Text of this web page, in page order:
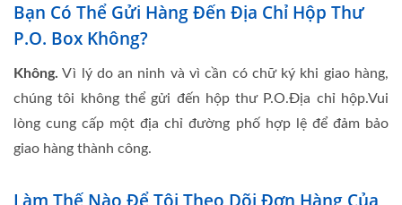
Bạn Có Thể Gửi Hàng Đến Địa Chỉ Hộp Thư
P.O. Box Không?
Không. Vì lý do an ninh và vì cần có chữ ký khi giao hàng,
chúng tôi không thể gửi đến hộp thư P.O.Địa chỉ hộp.Vui
lòng cung cấp một địa chỉ đường phố hợp lệ để đảm bảo
giao hàng thành công.